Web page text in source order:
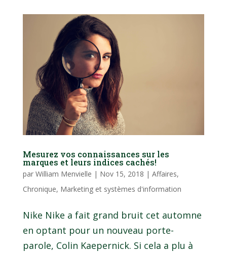
Mesurez vos connaissances sur les
marques et leurs indices cachés!
par William Menvielle | Nov 15, 2018 | Affaires,
Chronique, Marketing et systèmes d'information
Nike Nike a fait grand bruit cet automne
en optant pour un nouveau porte-
parole, Colin Kaepernick. Si cela a plu à